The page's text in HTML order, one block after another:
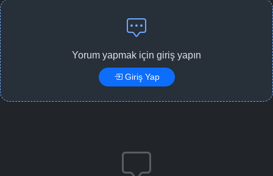
Yorum yapmak için giriş yapın
Giriş Yap